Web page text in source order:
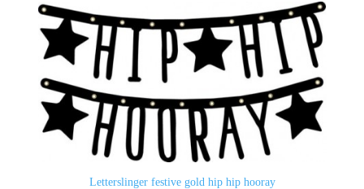
Letterslinger festive gold hip hip hooray